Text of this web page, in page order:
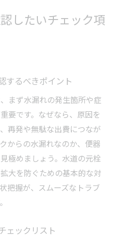
したいチェック項
するべきポイント
まず水漏れの発生箇所や症
要です。なぜなら、原因を
再発や無駄な出費につなが
からの水漏れなのか、便器
極めましょう。水道の元栓
大を防ぐための基本的な対
把握が、スムーズなトラブ
ェックリスト